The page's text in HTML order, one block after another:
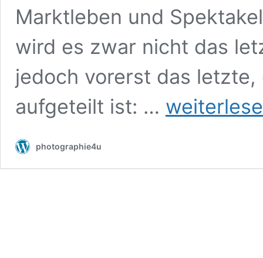
Marktleben und
wird es zwar nicht das
jedoch vorerst das
aufgeteilt ist: …
Stormseeker
–
photographie4u